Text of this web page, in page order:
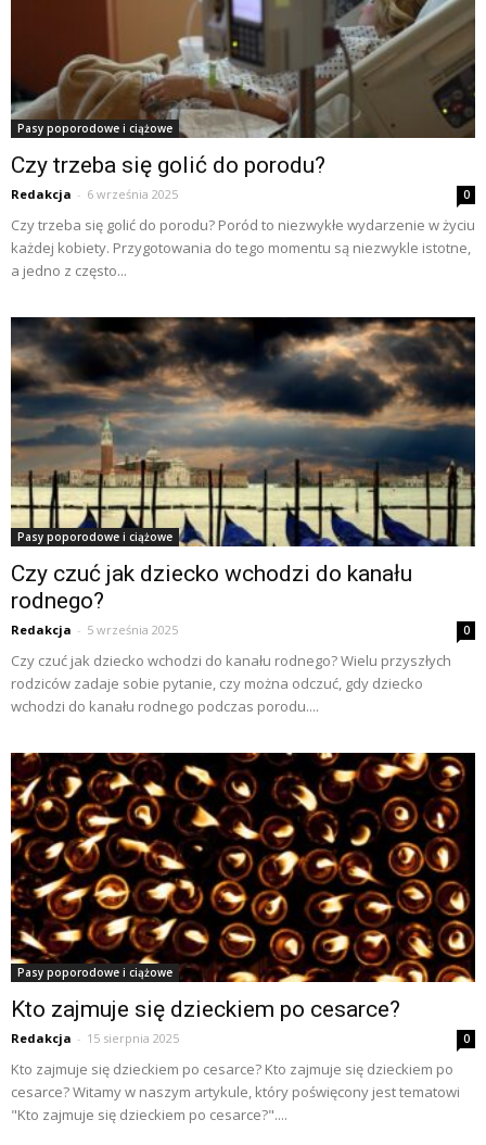
Pasy poporodowe i ciążowe
Czy trzeba się golić do porodu?
Redakcja - 6 września 2025 0
Czy trzeba się golić do porodu? Poród to niezwykłe wydarzenie w życiu
każdej kobiety. Przygotowania do tego momentu są niezwykle istotne,
a jedno z często...
Pasy poporodowe i ciążowe
Czy czuć jak dziecko wchodzi do kanału
rodnego?
Redakcja - 5 września 2025 0
Czy czuć jak dziecko wchodzi do kanału rodnego? Wielu przyszłych
rodziców zadaje sobie pytanie, czy można odczuć, gdy dziecko
wchodzi do kanału rodnego podczas porodu....
Pasy poporodowe i ciążowe
Kto zajmuje się dzieckiem po cesarce?
Redakcja - 15 sierpnia 2025 0
Kto zajmuje się dzieckiem po cesarce? Kto zajmuje się dzieckiem po
cesarce? Witamy w naszym artykule, który poświęcony jest tematowi
"Kto zajmuje się dzieckiem po cesarce?"....